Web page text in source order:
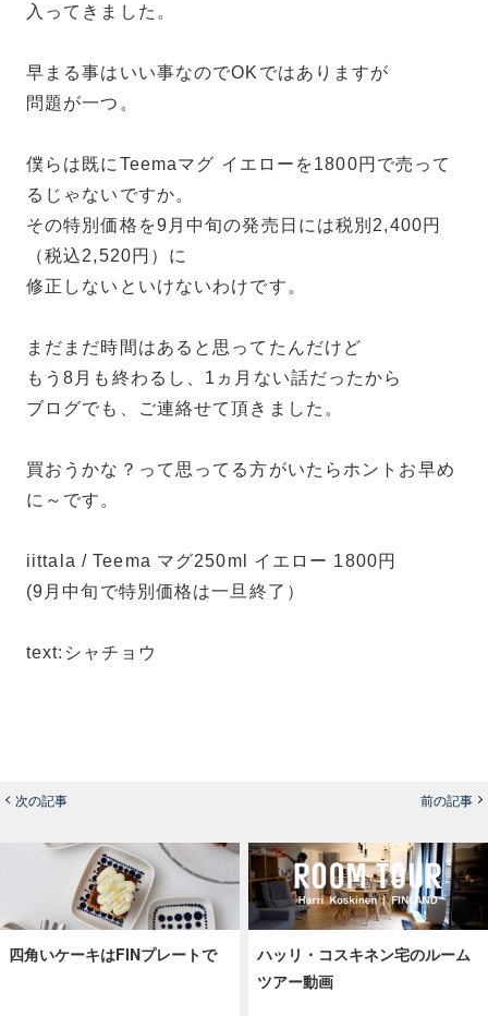
入ってきました。
早まる事はいい事なのでOKではありますが
問題が一つ。
僕らは既にTeemaマグ イエローを1800円で売って
るじゃないですか。
その特別価格を9月中旬の発売日には税別2,400円
（税込2,520円）に
修正しないといけないわけです。
まだまだ時間はあると思ってたんだけど
もう8月も終わるし、1ヵ月ない話だったから
ブログでも、ご連絡せて頂きました。
買おうかな？って思ってる方がいたらホントお早め
に～です。
iittala / Teema マグ250ml イエロー 1800円
(9月中旬で特別価格は一旦終了）
text:シャチョウ
次の記事 前の記事
四角いケーキはFINプレートで
ハッリ・コスキネン宅のルーム
ツアー動画